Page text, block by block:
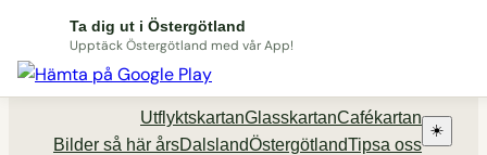
innehåll
Utflyktsportalen tadigut.nu
UtflyktskartanGlasskartanCafékartan
Bilder så här årsDalslandÖstergötlandTipsa oss
☀️
Ta dig ut i Östergötland
Upptäck Östergötland med vår App!